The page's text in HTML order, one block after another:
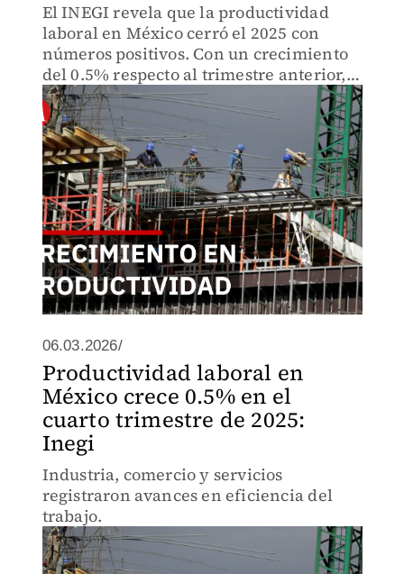
El INEGI revela que la productividad
laboral en México cerró el 2025 con
números positivos. Con un crecimiento
del 0.5% respecto al trimestre anterior,
el país demuestra una mayor eficiencia
en la relación entre producción y horas
trabajadas.
06.03.2026/
Productividad laboral en
México crece 0.5% en el
cuarto trimestre de 2025:
Inegi
Industria, comercio y servicios
registraron avances en eficiencia del
trabajo.